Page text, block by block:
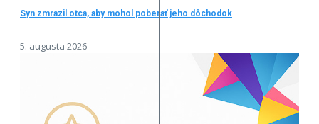
Syn zmrazil otca, aby mohol poberať jeho dôchodok
5. augusta 2026